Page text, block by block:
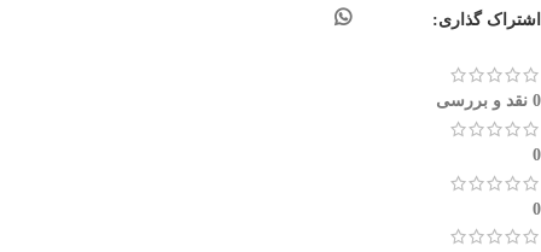
اشتراک گذاری:
0 نقد و بررسی
0
0